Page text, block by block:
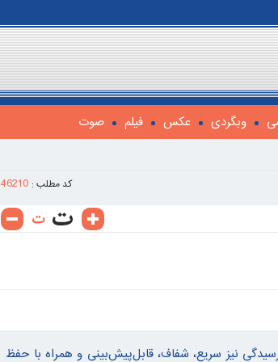
وبگردی عکس فیلم صوت
کد مطلب : 46210
نیز سریع، شفاف، قابل‌پیش‌بینی و همراه با حفظ